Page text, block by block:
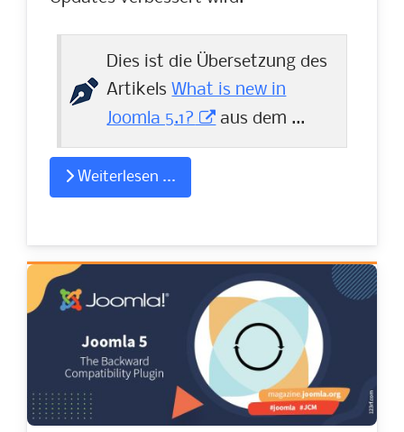
Dies ist die Übersetzung des
Artikels What is new in
Joomla 5.1?
aus dem ...
Weiterlesen ...